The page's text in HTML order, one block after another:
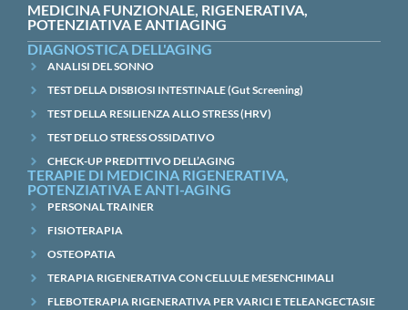
MEDICINA FUNZIONALE, RIGENERATIVA,
POTENZIATIVA E ANTIAGING
DIAGNOSTICA DELL'AGING
ANALISI DEL SONNO
TEST DELLA DISBIOSI INTESTINALE (Gut Screening)
TEST DELLA RESILIENZA ALLO STRESS (HRV)
TEST DELLO STRESS OSSIDATIVO
CHECK-UP PREDITTIVO DELL’AGING
TERAPIE DI MEDICINA RIGENERATIVA,
POTENZIATIVA E ANTI-AGING
PERSONAL TRAINER
FISIOTERAPIA
OSTEOPATIA
TERAPIA RIGENERATIVA CON CELLULE MESENCHIMALI
FLEBOTERAPIA RIGENERATIVA PER VARICI E TELEANGECTASIE